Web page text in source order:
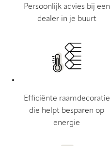
Persoonlijk advies bij een
dealer in je buurt
Efficiënte raamdecoratie
die helpt besparen op
energie